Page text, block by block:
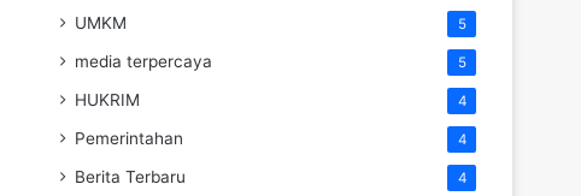
UMKM 5
media terpercaya 5
HUKRIM 4
Pemerintahan 4
Berita Terbaru 4